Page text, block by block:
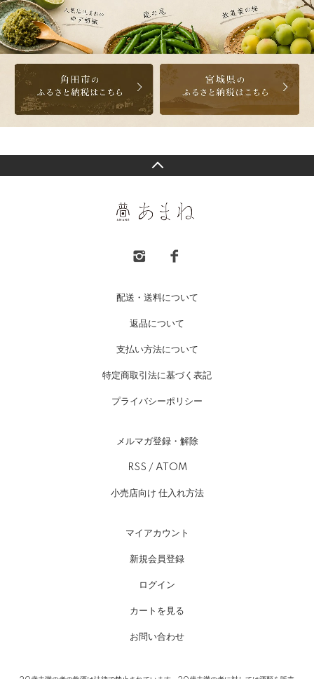
配送・送料について
返品について
支払い方法について
特定商取引法に基づく表記
プライバシーポリシー
メルマガ登録・解除
RSS / ATOM
小売店向け 仕入れ方法
マイアカウント
新規会員登録
ログイン
カートを見る
お問い合わせ